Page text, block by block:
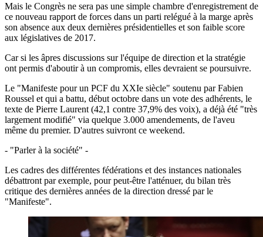
Mais le Congrès ne sera pas une simple chambre d'enregistrement de
ce nouveau rapport de forces dans un parti relégué à la marge après
son absence aux deux dernières présidentielles et son faible score
aux législatives de 2017.
Car si les âpres discussions sur l'équipe de direction et la stratégie
ont permis d'aboutir à un compromis, elles devraient se poursuivre.
Le "Manifeste pour un PCF du XXIe siècle" soutenu par Fabien
Roussel et qui a battu, début octobre dans un vote des adhérents, le
texte de Pierre Laurent (42,1 contre 37,9% des voix), a déjà été "très
largement modifié" via quelque 3.000 amendements, de l'aveu
même du premier. D'autres suivront ce weekend.
- "Parler à la société" -
Les cadres des différentes fédérations et des instances nationales
débattront par exemple, pour peut-être l'atténuer, du bilan très
critique des dernières années de la direction dressé par le
"Manifeste".